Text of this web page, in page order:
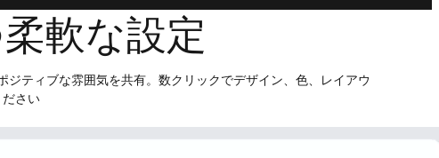
軟な設定
ティブな雰囲気を共有。数クリックでデザイン、色、レイアウ
さい